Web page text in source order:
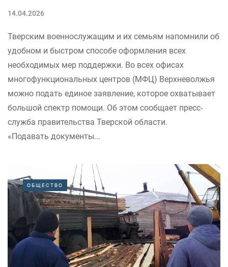
14.04.2026
Тверским военнослужащим и их семьям напомнили об
удобном и быстром способе оформления всех
необходимых мер поддержки. Во всех офисах
многофункциональных центров (МФЦ) Верхневолжья
можно подать единое заявление, которое охватывает
большой спектр помощи. Об этом сообщает пресс-
служба правительства Тверской области.
«Подавать документы...
ОБЩЕСТВО